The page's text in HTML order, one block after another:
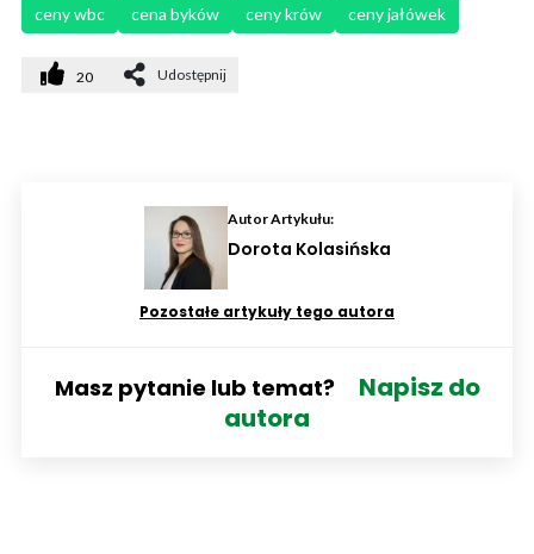
ceny wbc
cena byków ceny krów ceny jałówek
20 Udostępnij
Autor Artykułu:
Dorota Kolasińska
Pozostałe artykuły tego autora
Masz pytanie lub temat?
Napisz do
autora